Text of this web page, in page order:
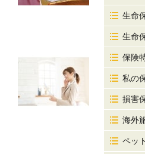
生命
生命
保険
私の
損害
海外
ペッ